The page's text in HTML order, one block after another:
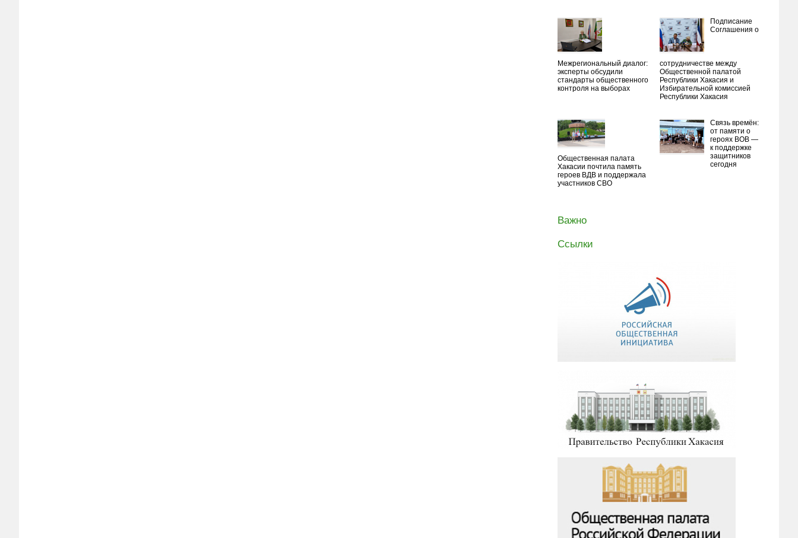
Межрегиональный диалог:
эксперты обсудили
стандарты общественного
контроля на выборах
Подписание
Соглашения о
сотрудничестве между
Общественной палатой
Республики Хакасия и
Избирательной комиссией
Республики Хакасия
Общественная палата
Хакасии почтила память
героев ВДВ и поддержала
участников СВО
Связь времён:
от памяти о
героях ВОВ —
к поддержке
защитников
сегодня
Важно
Ссылки